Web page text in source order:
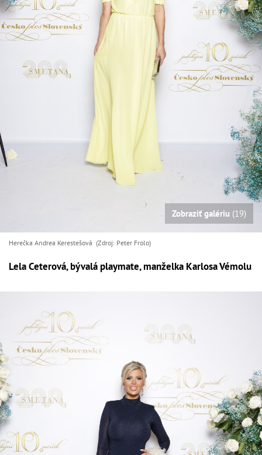
Zobraziť galériu (19)
Herečka Andrea Kerestešová (Zdroj: Peter Frolo)
Lela Ceterová, bývalá playmate, manželka Karlosa Vémolu